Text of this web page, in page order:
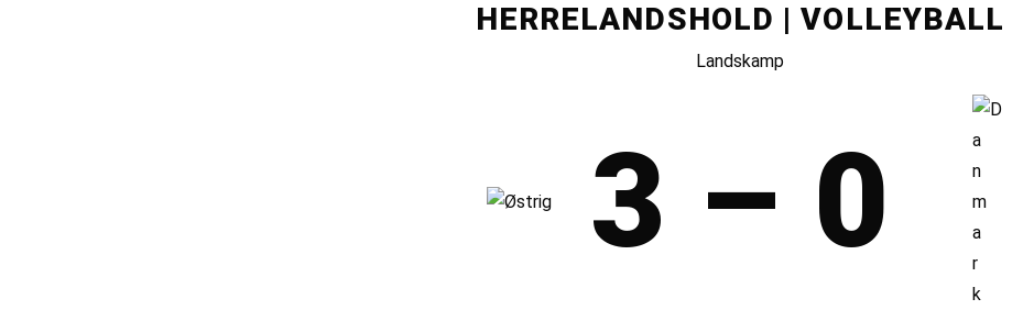
HERRELANDSHOLD | VOLLEYBALL
Landskamp
3 – 0